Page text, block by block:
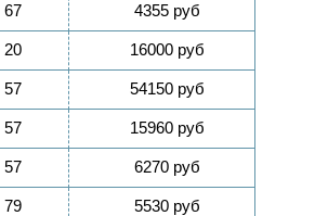
67 4355 руб
20 16000 руб
57 54150 руб
57 15960 руб
57 6270 руб
79 5530 руб